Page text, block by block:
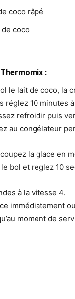
coco râpé
coco
:
le lait de coco, la
réglez 10 minutes
refroidir puis
au congélateur
la glace en
bol et réglez 10
à la vitesse 4.
immédiatement
moment de